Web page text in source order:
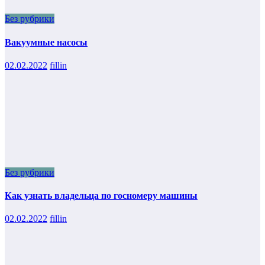
Без рубрики
Вакуумные насосы
02.02.2022 fillin
Без рубрики
Как узнать владельца по госномеру машины
02.02.2022 fillin